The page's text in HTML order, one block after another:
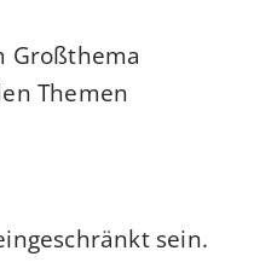
Großthema
Themen
sein.